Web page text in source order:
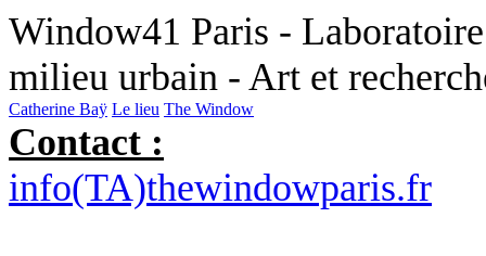
Window41 Paris -
milieu urbain - Art et
Catherine Baÿ Le lieu The Window
Contact :
info(TA)thewindowparis.fr